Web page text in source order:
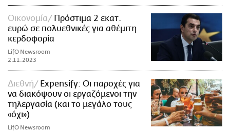
Οικονομία
Πρόστιμα 2 εκατ.
ευρώ σε πολυεθνικές για αθέμιτη
κερδοφορία
LifO Newsroom
2.11.2023
Διεθνή
Expensify: Οι παροχές για
να διακόψουν οι εργαζόμενοι την
τηλεργασία (και το μεγάλο τους
«όχι»)
LifO Newsroom